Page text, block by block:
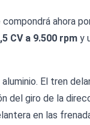
ahora
CV a 9.500 rpm y
El tren
del giro de la
en las